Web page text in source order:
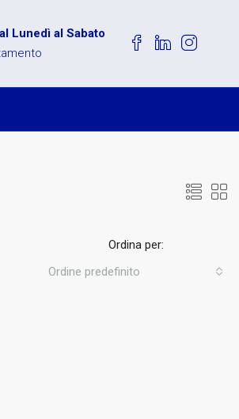
Lunedì al Sabato
Ordina per:
Ordine predefinito